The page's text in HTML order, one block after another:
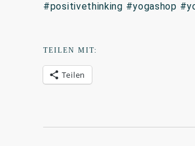
#positivethinking #yogashop
TEILEN MIT:
Teilen